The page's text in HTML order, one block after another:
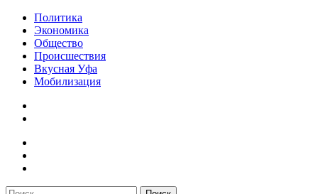
Политика
Экономика
Общество
Происшествия
Вкусная Уфа
Мобилизация